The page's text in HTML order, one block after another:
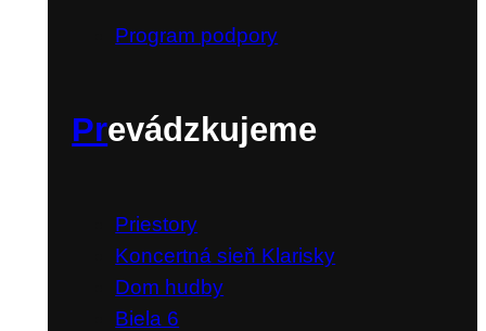
Program podpory
Prevádzkujeme
Priestory
Koncertná sieň Klarisky
Dom hudby
Biela 6